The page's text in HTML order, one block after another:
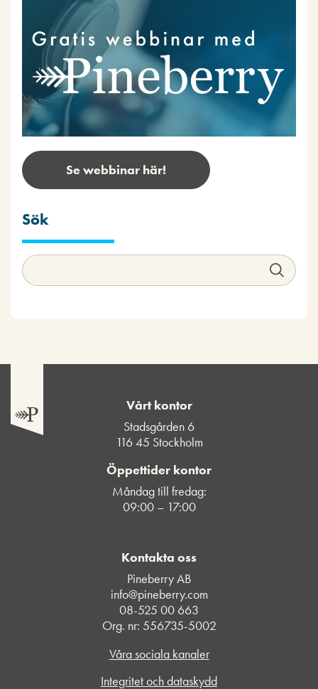
Se webbinar här!
Sök
Vårt kontor
Stadsgården 6
116 45 Stockholm
Öppettider kontor
Måndag till fredag:
09:00 – 17:00
Kontakta oss
Pineberry AB
info@pineberry.com
08-525 00 663
Org. nr: 556735-5002
Våra sociala kanaler
Integritet och dataskydd